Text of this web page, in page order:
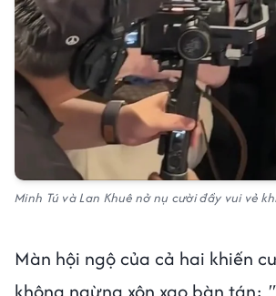
Minh Tú và Lan Khuê nở nụ cười đầy vui vẻ
Màn hội ngộ của cả hai khiến